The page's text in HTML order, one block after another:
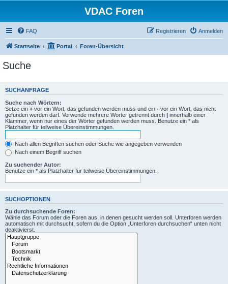
VDAC Foren
FAQ Anmelden
Registrieren
Startseite Portal Foren-Übersicht
Suche
SUCHANFRAGE
Suche nach Wörtern:
Setze ein + vor ein Wort, das gefunden werden muss und ein - vor ein Wort, das nicht
gefunden werden darf. Verwende mehrere Wörter getrennt durch | innerhalb einer
Klammer, wenn nur eines der Wörter gefunden werden muss. Benutze ein * als
Platzhalter für teilweise Übereinstimmungen.
Nach allen Begriffen suchen oder Suche wie angegeben verwenden
Nach einem Begriff suchen
Zu suchender Autor:
Benutze ein * als Platzhalter für teilweise Übereinstimmungen.
SUCHOPTIONEN
Zu durchsuchende Foren:
Wähle das Forum oder die Foren aus, in denen gesucht werden soll. Unterforen werden
automatisch mit durchsucht, sofern du die Option „Unterforen durchsuchen“ unten nicht
deaktivierst.